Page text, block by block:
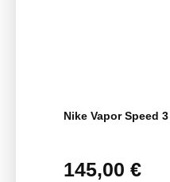
Nike Vapor Speed
Regulärer Preis:
145,00 €